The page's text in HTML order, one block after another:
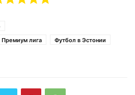
Премиум лига
Футбол в Эстонии